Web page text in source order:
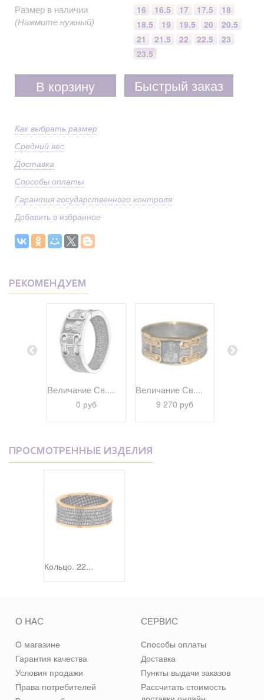
Размер в наличии
(Нажмите нужный)
16 16.5 17 17.5
18
18.5
19 19.5 20
20.5
21
21.5 22 22.5
23
23.5
В корзину Быстрый заказ
Как выбрать размер
Средний вес
Доставка
Способы оплаты
Гарантия государственного контроля
Добавить в избранное
РЕКОМЕНДУЕМ
Величание Св....
0 руб
Величание Св....
9 270 руб
ПРОСМОТРЕННЫЕ ИЗДЕЛИЯ
Кольцо. 22...
О НАС
О магазине
Гарантия качества
Условия продажи
Права потребителей
СЕРВИС
Способы оплаты
Доставка
Пункты выдачи заказов
Рассчитать стоимость